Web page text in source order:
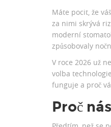
Máte pocit, že
za nimi skrývá
moderní
způsobovaly
V roce 2026 už
volba
funguje a proč
Proč